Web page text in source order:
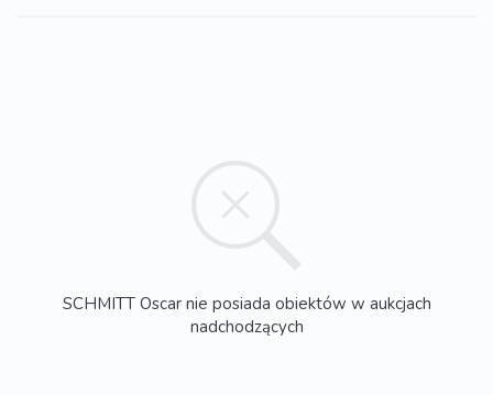
SCHMITT Oscar nie posiada obiektów w aukcjach
nadchodzących